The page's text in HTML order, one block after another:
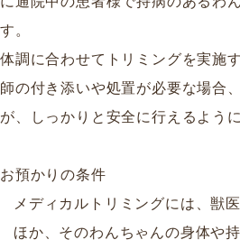
す。
体調に合わせてトリミングを実施
師の付き添いや処置が必要な場合
が、しっかりと安全に行えるよう
お預かりの条件
メディカルトリミングには、獣
ほか、そのわんちゃんの身体や